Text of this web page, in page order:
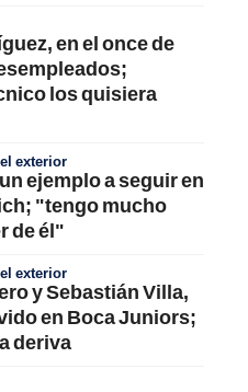
en el once de
los quisiera
exterior
ejemplo a seguir en
"tengo mucho
de él"
exterior
y Sebastián Villa,
en Boca Juniors;
deriva